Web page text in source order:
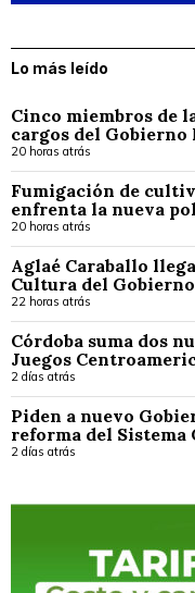
Lo más leído
Cinco miembros de
cargos del Gobierno
20 horas atrás
Fumigación de
enfrenta la nueva
20 horas atrás
Aglaé Caraballo
Cultura del
22 horas atrás
Córdoba suma dos
Juegos
2 días atrás
Piden a nuevo
reforma del
2 días atrás